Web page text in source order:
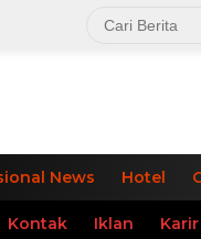
News Hotel
Kontak Iklan Karir